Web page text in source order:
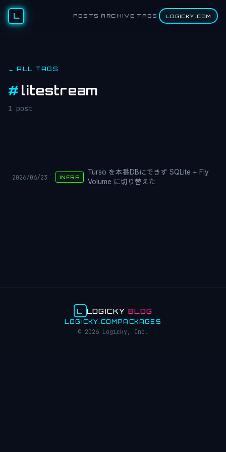
L POSTS ARCHIVE TAGS LOGICKY.COM
← ALL TAGS
# litestream
1 post
2026/06/23 INFRA
Turso を本番DBにできず SQLite + Fly
Volume に切り替えた
L LOGICKYBLOG
LOGICKY.COM PACKAGES
© 2026 Logicky, Inc.